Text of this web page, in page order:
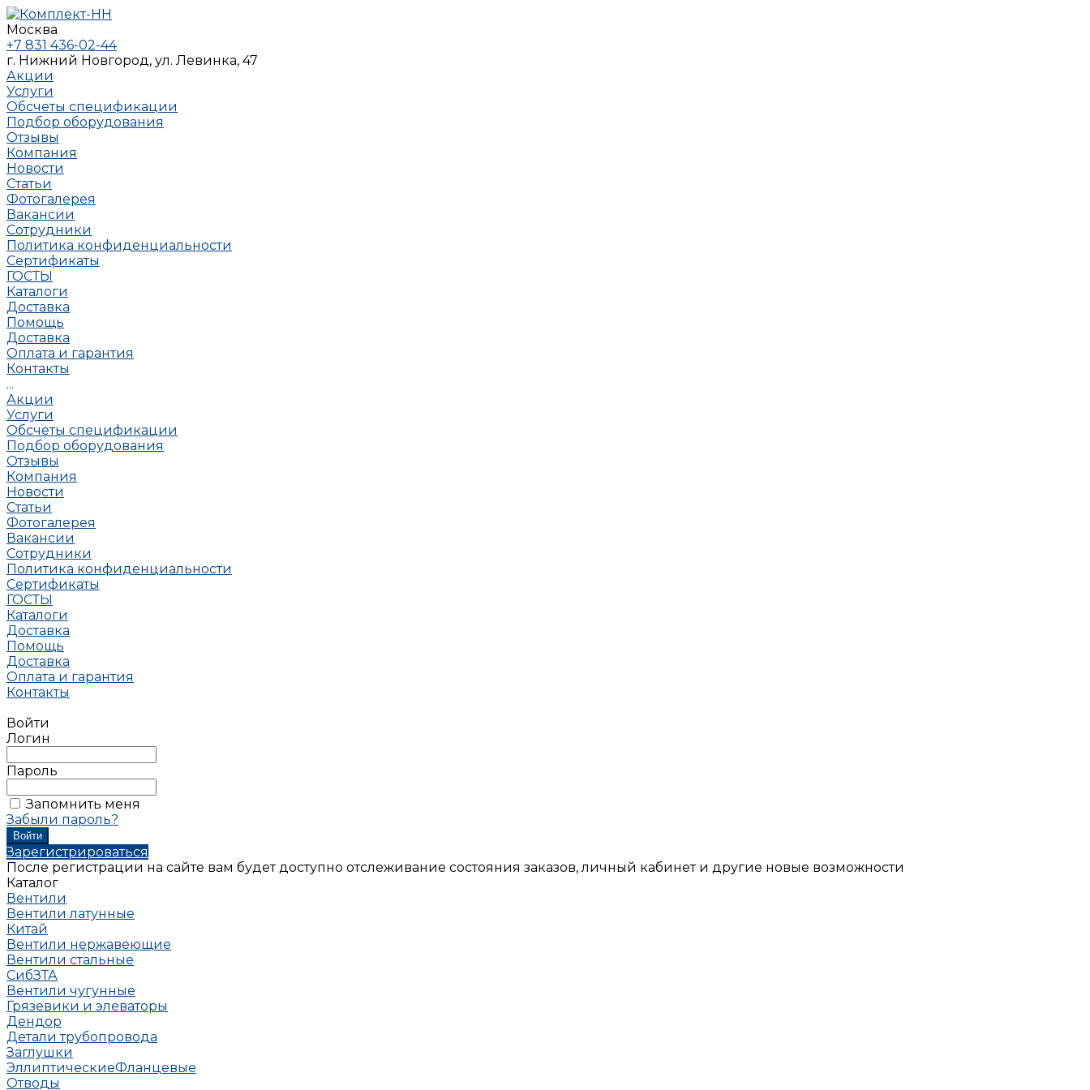
Москва
+7 831 436-02-44
г. Нижний Новгород, ул. Левинка, 47
Акции
Услуги
Обсчеты спецификации
Подбор оборудования
Отзывы
Компания
Новости
Статьи
Фотогалерея
Вакансии
Сотрудники
Политика конфиденциальности
Сертификаты
ГОСТЫ
Каталоги
Доставка
Помощь
Доставка
Оплата и гарантия
Контакты
...
Акции
Услуги
Обсчеты спецификации
Подбор оборудования
Отзывы
Компания
Новости
Статьи
Фотогалерея
Вакансии
Сотрудники
Политика конфиденциальности
Сертификаты
ГОСТЫ
Каталоги
Доставка
Помощь
Доставка
Оплата и гарантия
Контакты
Войти
Логин
Пароль
Запомнить меня
Забыли пароль?
Зарегистрироваться
После регистрации на сайте вам будет доступно отслеживание состояния заказов, личный кабинет и другие новые возможности
Каталог
Вентили
Вентили латунные
Китай
Вентили нержавеющие
Вентили стальные
СибЗТА
Вентили чугунные
Грязевики и элеваторы
Дендор
Детали трубопровода
Заглушки
ЭллиптическиеФланцевые
Отводы